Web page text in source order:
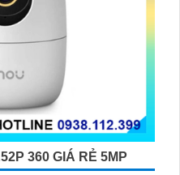
360 GIÁ RẺ 5MP